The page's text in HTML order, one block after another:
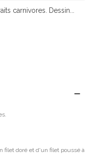
carnivores. Dessin...
filet doré et d'un filet poussé à